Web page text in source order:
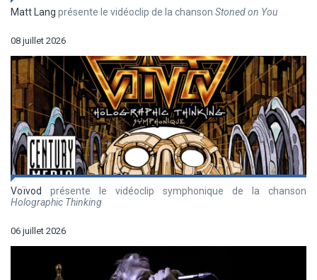
Matt Lang présente le vidéoclip de la chanson Stoned on You
08 juillet 2026
Voïvod
présente le vidéoclip symphonique de la chanson
Holographic Thinking
06 juillet 2026